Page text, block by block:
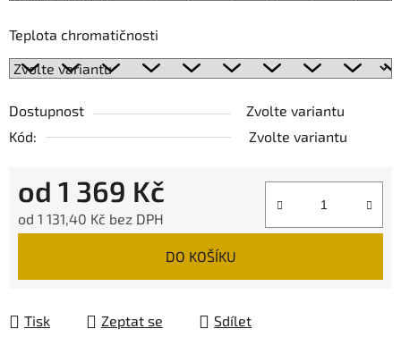
Teplota chromatičnosti
Dostupnost
Zvolte variantu
Kód:
Zvolte variantu
od 1 369 Kč
od 1 131,40 Kč bez DPH
DO KOŠÍKU
Tisk Zeptat se Sdílet